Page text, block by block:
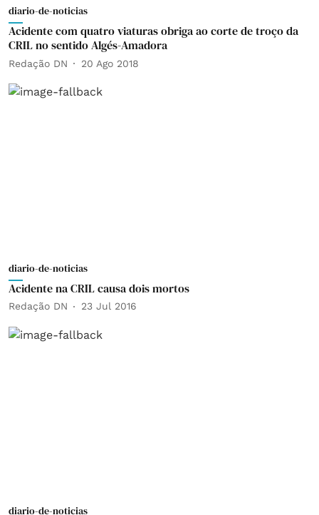
diario-de-noticias
Acidente com quatro viaturas obriga ao corte de troço da
CRIL no sentido Algés-Amadora
Redação DN 20 Ago 2018
diario-de-noticias
Acidente na CRIL causa dois mortos
Redação DN 23 Jul 2016
diario-de-noticias